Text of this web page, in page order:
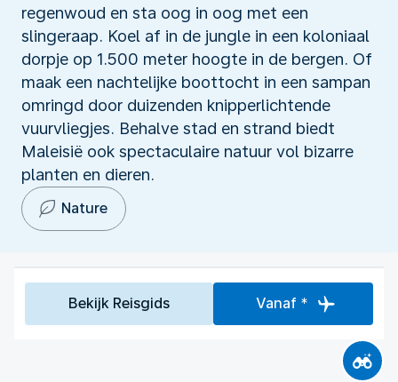
regenwoud en sta oog in oog met een
slingeraap. Koel af in de jungle in een koloniaal
dorpje op 1.500 meter hoogte in de bergen. Of
maak een nachtelijke boottocht in een sampan
omringd door duizenden knipperlichtende
vuurvliegjes. Behalve stad en strand biedt
Maleisië ook spectaculaire natuur vol bizarre
planten en dieren.
Nature
Bekijk Reisgids Vanaf *